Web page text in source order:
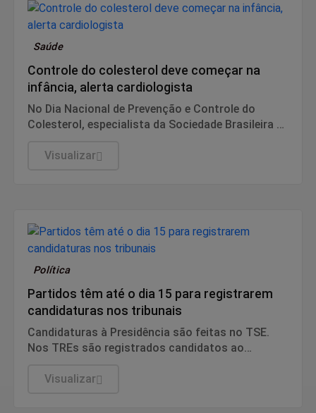
Saúde
Controle do colesterol deve começar na
infância, alerta cardiologista
No Dia Nacional de Prevenção e Controle do
Colesterol, especialista da Sociedade Brasileira de
anos, alimentação equilibrada e atividade física.
Visualizar
Política
Partidos têm até o dia 15 para registrarem
candidaturas nos tribunais
Candidaturas à Presidência são feitas no TSE.
Nos TREs são registrados candidatos ao
Deputados e assembleias estaduais e distrital.
Visualizar